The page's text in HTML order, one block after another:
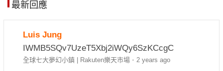
最新回應
Luis Jung
IWMB5SQv7UzeT5Xbj2iWQy6SzKCcgC
全球七大夢幻小鎮 | Rakuten樂天市場 ·2 years ago